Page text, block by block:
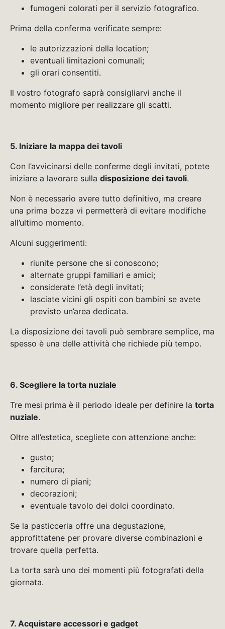
fumogeni colorati per il servizio fotografico.
Prima della conferma verificate sempre:
le autorizzazioni della location;
eventuali limitazioni comunali;
gli orari consentiti.
Il vostro fotografo saprà consigliarvi anche il
momento migliore per realizzare gli scatti.
5. Iniziare la mappa dei tavoli
Con l’avvicinarsi delle conferme degli invitati, potete
iniziare a lavorare sulla disposizione dei tavoli.
Non è necessario avere tutto definitivo, ma creare
una prima bozza vi permetterà di evitare modifiche
all’ultimo momento.
Alcuni suggerimenti:
riunite persone che si conoscono;
alternate gruppi familiari e amici;
considerate l’età degli invitati;
lasciate vicini gli ospiti con bambini se avete
previsto un’area dedicata.
La disposizione dei tavoli può sembrare semplice, ma
spesso è una delle attività che richiede più tempo.
6. Scegliere la torta nuziale
Tre mesi prima è il periodo ideale per definire la torta
nuziale.
Oltre all’estetica, scegliete con attenzione anche:
gusto;
farcitura;
numero di piani;
decorazioni;
eventuale tavolo dei dolci coordinato.
Se la pasticceria offre una degustazione,
approfittatene per provare diverse combinazioni e
trovare quella perfetta.
La torta sarà uno dei momenti più fotografati della
giornata.
7. Acquistare accessori e gadget